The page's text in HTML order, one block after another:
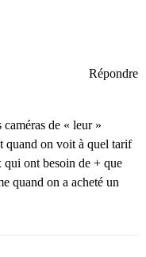
de « leur »
quand on voit à quel tarif
qui ont besoin de + que
quand on a acheté un
Répondre